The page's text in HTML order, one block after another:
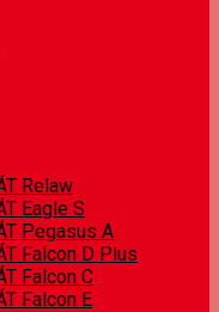
Relaw
Eagle S
Pegasus A
Falcon D Plus
Falcon C
Falcon E